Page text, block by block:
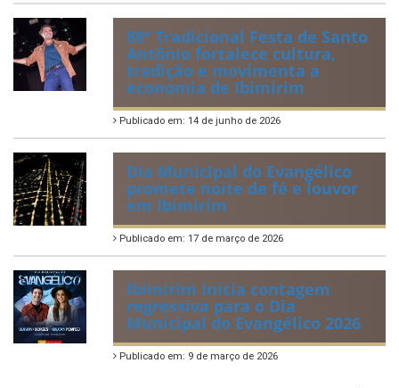
88ª Tradicional Festa de Santo
Antônio fortalece cultura,
tradição e movimenta a
economia de Ibimirim
Publicado em: 14 de junho de 2026
Dia Municipal do Evangélico
promete noite de fé e louvor
em Ibimirim
Publicado em: 17 de março de 2026
Ibimirim inicia contagem
regressiva para o Dia
Municipal do Evangélico 2026
Publicado em: 9 de março de 2026